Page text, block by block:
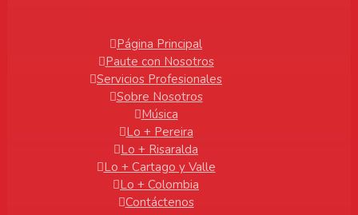
Página Principal
Paute con Nosotros
Servicios Profesionales
Sobre Nosotros
Música
Lo + Pereira
Lo + Risaralda
Lo + Cartago y Valle
Lo + Colombia
Contáctenos